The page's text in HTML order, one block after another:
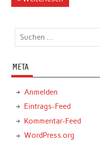
META
Anmelden
Eintrags-Feed
Kommentar-Feed
WordPress.org